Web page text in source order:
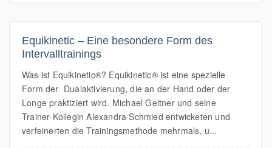
Equikinetic – Eine besondere Form des
Intervalltrainings
Was ist Equikinetic®? Equikinetic® ist eine spezielle
Form der Dualaktivierung, die an der Hand oder der
Longe praktiziert wird. Michael Geitner und seine
Trainer-Kollegin Alexandra Schmied entwicketen und
verfeinerten die Trainingsmethode mehrmals, u...